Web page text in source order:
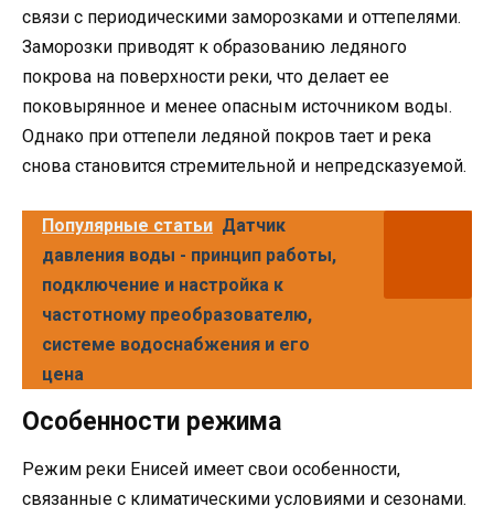
связи с периодическими заморозками и оттепелями.
Заморозки приводят к образованию ледяного
покрова на поверхности реки, что делает ее
поковырянное и менее опасным источником воды.
Однако при оттепели ледяной покров тает и река
снова становится стремительной и непредсказуемой.
Популярные статьи Датчик
давления воды - принцип работы,
подключение и настройка к
частотному преобразователю,
системе водоснабжения и его
цена
Особенности режима
Режим реки Енисей имеет свои особенности,
связанные с климатическими условиями и сезонами.